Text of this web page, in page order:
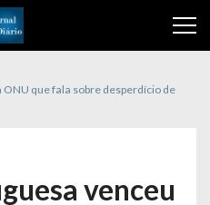
que fala sobre desperdício de
venceu